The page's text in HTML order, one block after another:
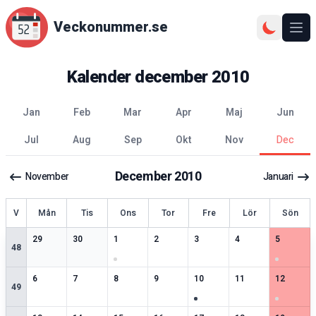
Veckonummer.se
Kalenderdecember2010
jan feb mar apr maj
jun
jul
aug sep okt nov dec
November December2010 Januari
Vecka Mån Tis Ons Tor Fre Lör Sön
48
29
1speciella datum
30
2speciella datum
13 speciella datum
2
2speciella datum
3
2speciella datum
4
2speciella datum
5
2
49
6
2speciella datum
7
2speciella datum
8
1speciella datum
9
1speciella datum
10
3speciella datum
11
2speciella datum
12
3